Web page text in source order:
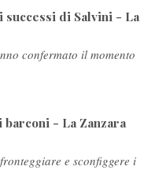
successi di Salvini - La
confermato il momento
- La Zanzara
e sconfiggere i